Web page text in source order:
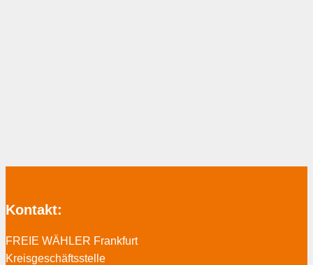
Kontakt:
FREIE WÄHLER Frankfurt
Kreisgeschäftsstelle